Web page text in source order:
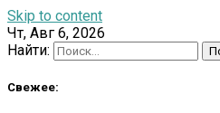
Skip to content
Чт, Авг 6, 2026
Найти:
Свежее: